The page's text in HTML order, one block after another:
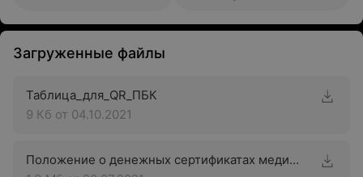
Загруженные файлы
Таблица_для_QR_ПБК
9 Кб от 04.10.2021
Положение о денежных сертификатах медицинского центра «Аква-Минск Клиника»